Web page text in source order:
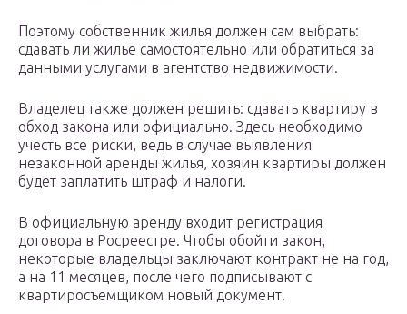
Поэтому собственник жилья должен сам выбрать:
сдавать ли жилье самостоятельно или обратиться за
данными услугами в агентство недвижимости.
Владелец также должен решить: сдавать квартиру в
обход закона или официально. Здесь необходимо
учесть все риски, ведь в случае выявления
незаконной аренды жилья, хозяин квартиры должен
будет заплатить штраф и налоги.
В официальную аренду входит регистрация
договора в Росреестре. Чтобы обойти закон,
некоторые владельцы заключают контракт не на год,
а на 11 месяцев, после чего подписывают с
квартиросъемщиком новый документ.